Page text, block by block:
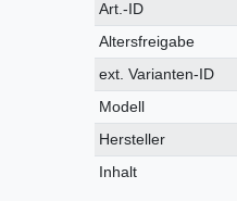
Technisches
Merkmal
Wert
Art.-ID
Altersfreigabe
ext. Varianten-ID
Modell
Hersteller
Inhalt